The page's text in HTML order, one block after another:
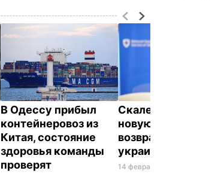
В Одессу прибыл
контейнеровоз из
Китая, состояние
здоровья команды
проверят
Скалецкая назвала
новую дату
возвращения
украинцев из Уханя
14 февраля, 09.13